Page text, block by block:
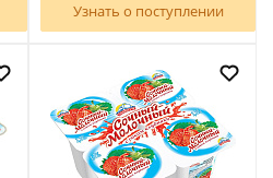
Узнать о поступлении